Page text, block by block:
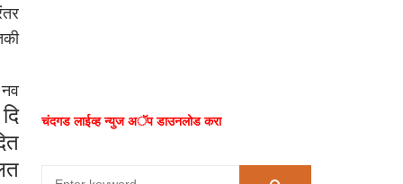
दि
चंदगड लाईव्ह न्युज अॅप डाउनलोड करा